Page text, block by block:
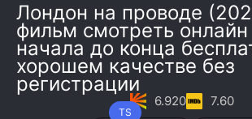
Лондон на проводе
фильм смотреть онлайн
начала до конца
хорошем качестве без
регистрации
TS
6.920 7.60